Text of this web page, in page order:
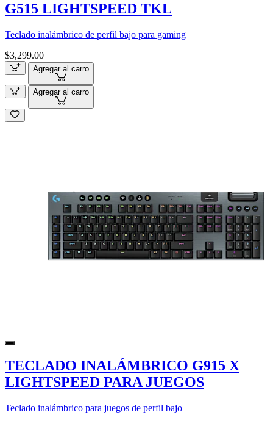
G515 LIGHTSPEED TKL
Teclado inalámbrico de perfil bajo para gaming
$3,299.00
Agregar al carro
Agregar al carro
TECLADO INALÁMBRICO G915 X
LIGHTSPEED PARA JUEGOS
Teclado inalámbrico para juegos de perfil bajo